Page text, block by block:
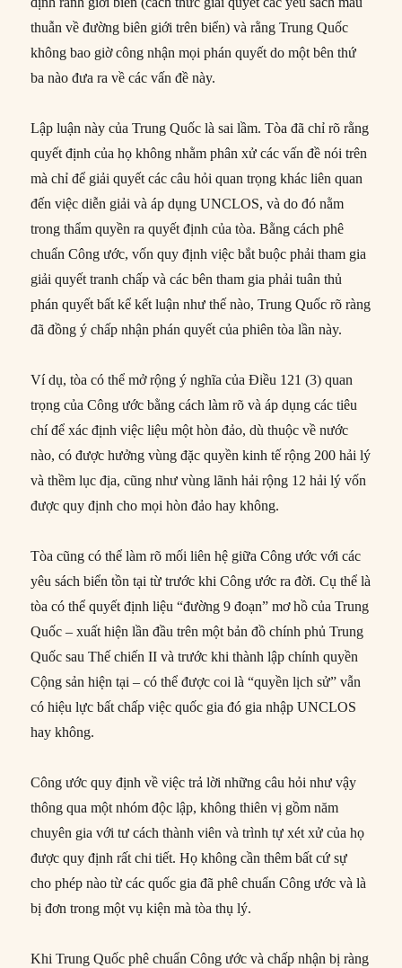
thuẫn về đường biên giới trên biển) và rằng Trung Quốc
không bao giờ công nhận mọi phán quyết do một bên thứ
ba nào đưa ra về các vấn đề này.
Lập luận này của Trung Quốc là sai lầm. Tòa đã chỉ rõ rằng
quyết định của họ không nhằm phân xử các vấn đề nói trên
mà chỉ để giải quyết các câu hỏi quan trọng khác liên quan
đến việc diễn giải và áp dụng UNCLOS, và do đó nằm
trong thẩm quyền ra quyết định của tòa. Bằng cách phê
chuẩn Công ước, vốn quy định việc bắt buộc phải tham gia
giải quyết tranh chấp và các bên tham gia phải tuân thủ
phán quyết bất kể kết luận như thế nào, Trung Quốc rõ ràng
đã đồng ý chấp nhận phán quyết của phiên tòa lần này.
Ví dụ, tòa có thể mở rộng ý nghĩa của Điều 121 (3) quan
trọng của Công ước bằng cách làm rõ và áp dụng các tiêu
chí để xác định việc liệu một hòn đảo, dù thuộc về nước
nào, có được hưởng vùng đặc quyền kinh tế rộng 200 hải lý
và thềm lục địa, cũng như vùng lãnh hải rộng 12 hải lý vốn
được quy định cho mọi hòn đảo hay không.
Tòa cũng có thể làm rõ mối liên hệ giữa Công ước với các
yêu sách biển tồn tại từ trước khi Công ước ra đời. Cụ thể là
tòa có thể quyết định liệu “đường 9 đoạn” mơ hồ của Trung
Quốc – xuất hiện lần đầu trên một bản đồ chính phủ Trung
Quốc sau Thế chiến II và trước khi thành lập chính quyền
Cộng sản hiện tại – có thể được coi là “quyền lịch sử” vẫn
có hiệu lực bất chấp việc quốc gia đó gia nhập UNCLOS
hay không.
Công ước quy định về việc trả lời những câu hỏi như vậy
thông qua một nhóm độc lập, không thiên vị gồm năm
chuyên gia với tư cách thành viên và trình tự xét xử của họ
được quy định rất chi tiết. Họ không cần thêm bất cứ sự
cho phép nào từ các quốc gia đã phê chuẩn Công ước và là
bị đơn trong một vụ kiện mà tòa thụ lý.
Khi Trung Quốc phê chuẩn Công ước và chấp nhận bị ràng